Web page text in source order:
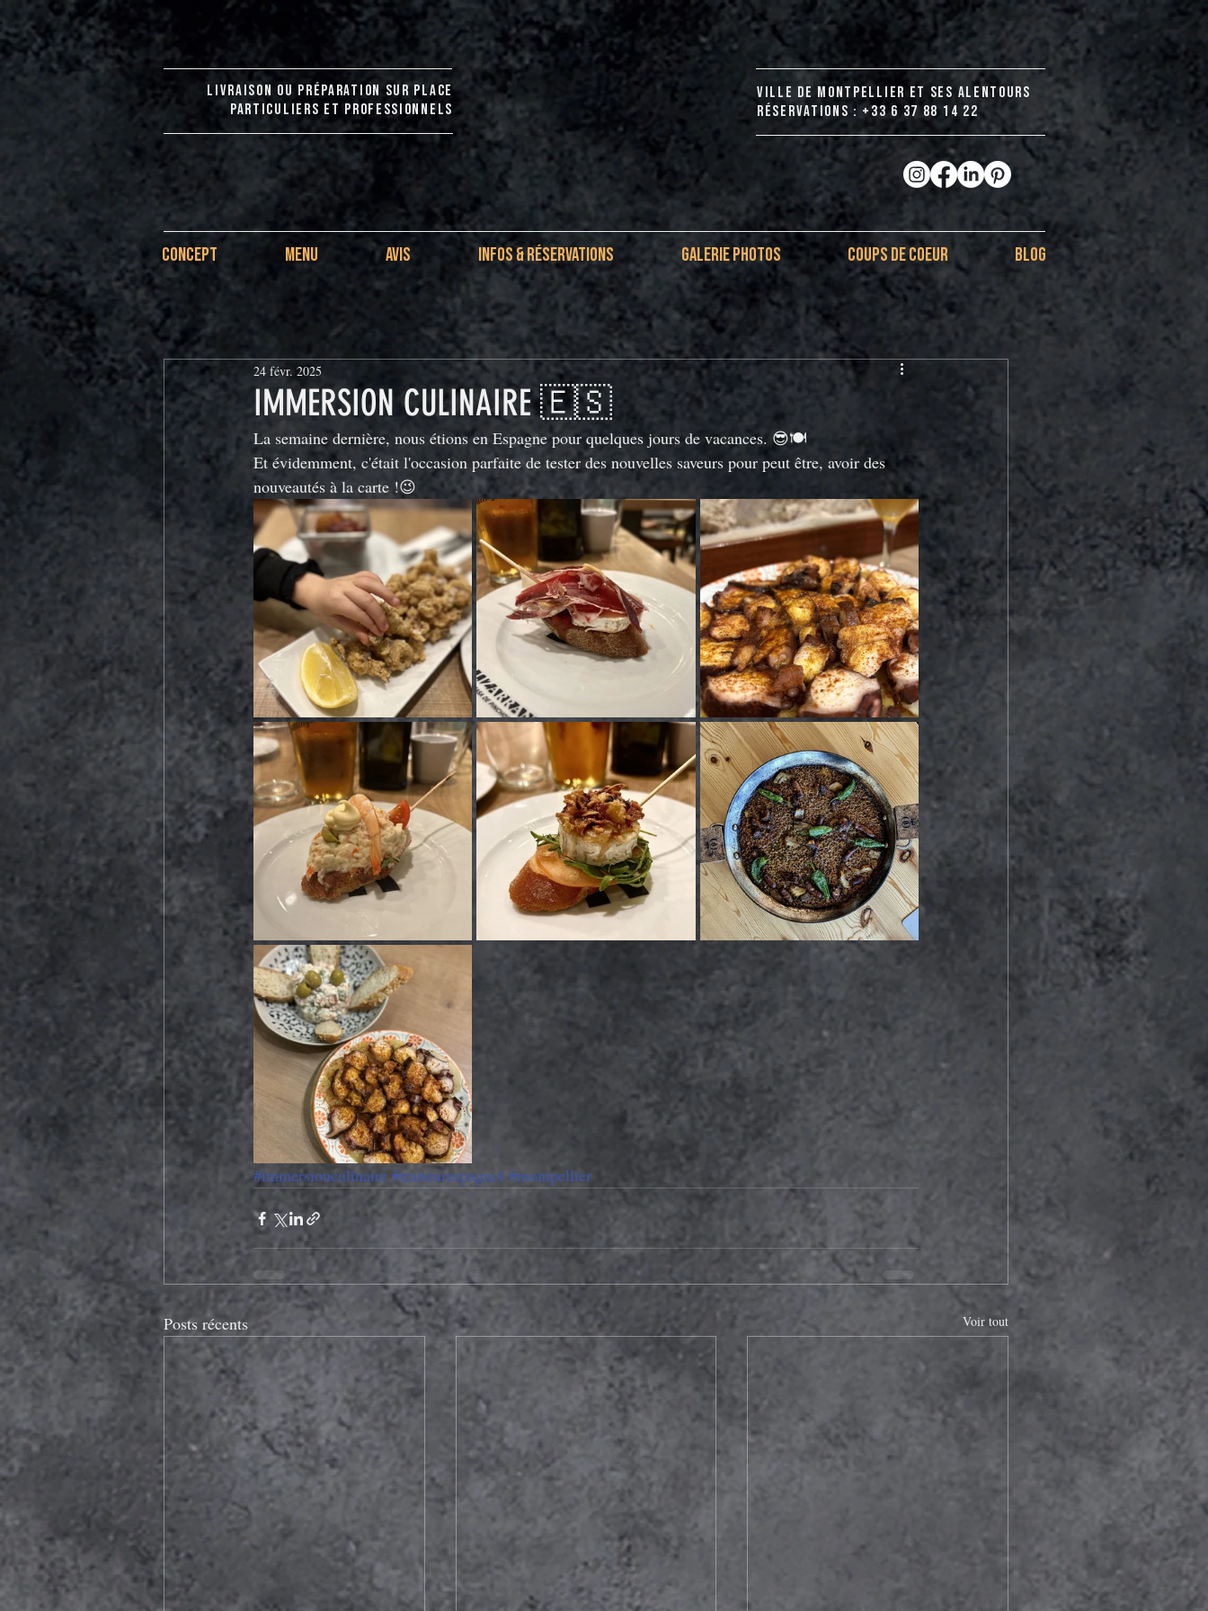
LIVRAISON OU PRÉPARATION SUR PLACE
PARTICULIERS ET PROFESSIONNELS
VILLE DE MONTPELLIER ET SES ALENTOURS
RÉSERVATIONS : +33 6 37 88 14 22
CONCEPT MENU AVIS INFOS & RÉSERVATIONS GALERIE PHOTOS COUPS DE COEUR BLOG
IMMERSION CULINAIRE 🇪🇸
24 févr. 2025
La semaine dernière, nous étions en Espagne pour quelques jours de vacances. 😎🍽️
Et évidemment, c'était l'occasion parfaite de tester des nouvelles saveurs pour peut être, avoir des
nouveautés à la carte !😉
#immersionculinaire #traiteurespagnol #montpellier
Posts récents Voir tout